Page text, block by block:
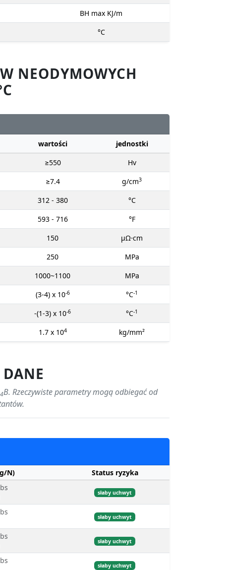
BH max KJ/m
°C
NEODYMOWYCH
wartości
jednostki
≥550
Hv
≥7.4 g/cm3
312 - 380
°C
593 - 716
°F
150
μΩ⋅cm
250
MPa
1000~1100
MPa
(3-4) x 10-6 °C-1
-(1-3) x 10-6 °C-1
1.7 x 104 kg/mm²
B. Rzeczywiste parametry mogą odbiegać od
N) Status ryzyka
słaby uchwyt
słaby uchwyt
słaby uchwyt
słaby uchwyt